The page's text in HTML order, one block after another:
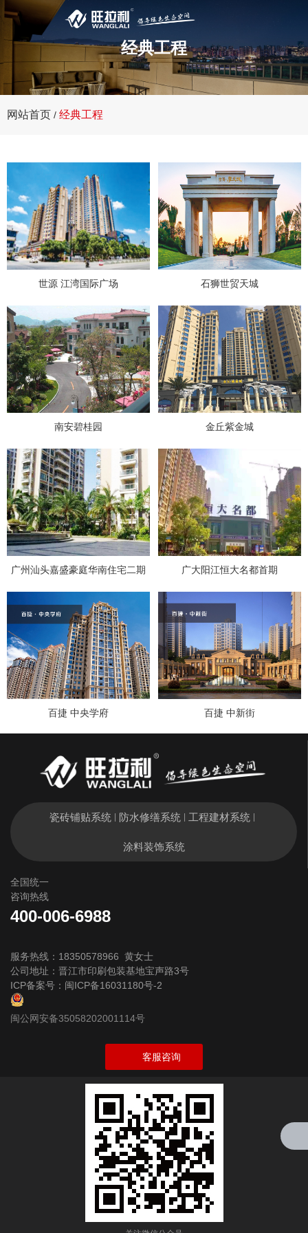
经典工程
网站首页 / 经典工程
世源 江湾国际广场 石狮世贸天城
南安碧桂园 金丘紫金城
广州汕头嘉盛豪庭华南住宅二期 广大阳江恒大名都首期
百捷 中央学府 百捷 中新街
瓷砖铺贴系统 | 防水修缮系统 | 工程建材系统 |
涂料装饰系统
全国统一
咨询热线
400-006-6988
服务热线：18350578966 黄女士
公司地址：晋江市印刷包装基地宝声路3号
ICP备案号： 闽ICP备16031180号-2
闽公网安备35058202001114号
客服咨询